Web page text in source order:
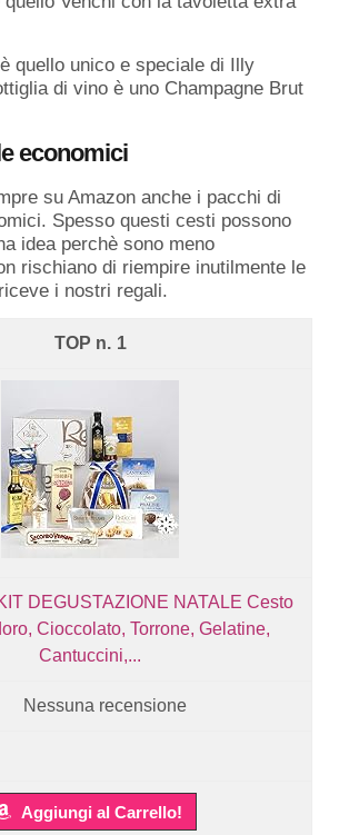
quello unico e speciale di Illy
di vino è uno Champagne Brut
economici
su Amazon anche i pacchi di
Spesso questi cesti possono
idea perchè sono meno
rischiano di riempire inutilmente le
i nostri regali.
1
DEGUSTAZIONE NATALE Cesto
Cioccolato, Torrone, Gelatine,
Cantuccini,...
Nessuna recensione
Aggiungi al Carrello!